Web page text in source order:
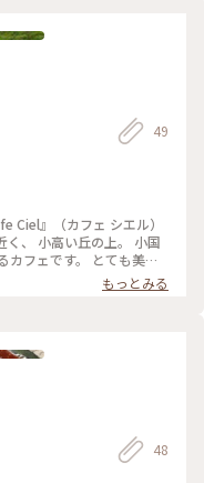
49
Ciel』（カフェ シエル）
、 小高い丘の上。 小国
寧で上品✨ 今回は ダーク
とチョコレートムース・
温泉近く#お茶時間 #季
もっとみる
48